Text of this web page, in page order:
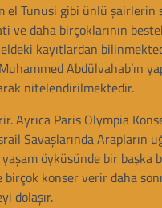
Tunusi gibi ünlü şairlerin
daha birçoklarının
kayıtlardan
Abdülvahab’ın
nitelendirilmektedir.
Ayrıca Paris Olympia
Arapların
öyküsünde bir başka
birçok konser verir daha
dolaşır.